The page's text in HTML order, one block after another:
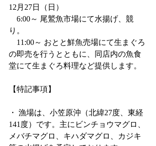
12月27日（日）
り。
の即売を行うとともに、同店内の魚食
堂にて生まぐろ料理など提供します。
【特記事項】
・ 漁場は、小笠原沖（北緯27度、東経
141度）です。主にビンチョウマグロ、
メバチマグロ、キハダマグロ、カジキ